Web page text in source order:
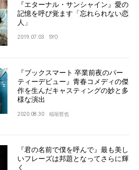
『エターナル・サンシャイン』愛の
記憶を呼び覚ます「忘れられない恋
人」
2019.07.03 SYO
『ブックスマート 卒業前夜のパー
ティーデビュー』青春コメディの傑
作を生んだキャスティングの妙と多
様な演出
2020.08.30 稲垣哲也
『君の名前で僕を呼んで』最も美し
いフレーズは邦題となってさらに輝
く